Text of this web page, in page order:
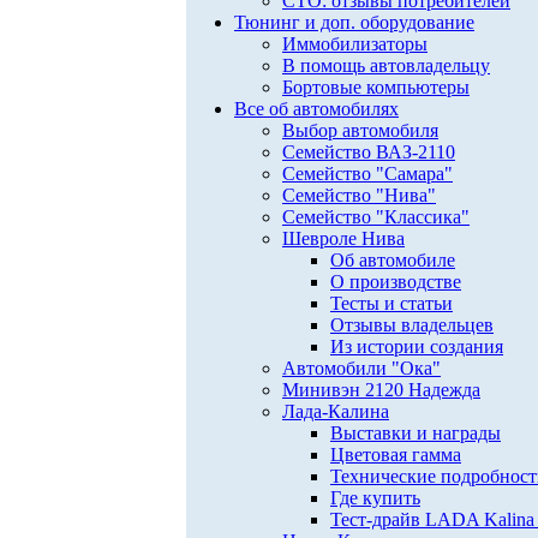
Тюнинг и доп. оборудование
Иммобилизаторы
В помощь автовладельцу
Бортовые компьютеры
Все об автомобилях
Выбор автомобиля
Семейство ВАЗ-2110
Семейство "Самара"
Семейство "Нива"
Семейство "Классика"
Шевроле Нива
Об автомобиле
О производстве
Тесты и статьи
Отзывы владельцев
Из истории создания
Автомобили "Ока"
Минивэн 2120 Надежда
Лада-Калина
Выставки и награды
Цветовая гамма
Технические
Где купить
Тест-драйв LADA Kalina